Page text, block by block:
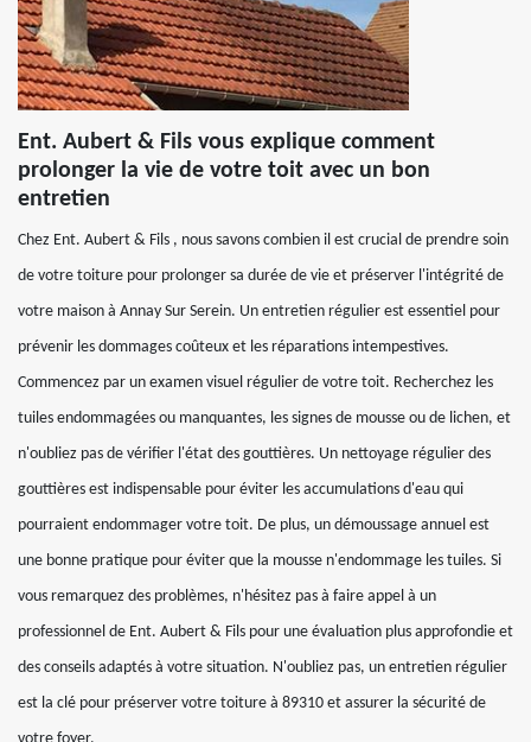
Ent. Aubert & Fils vous explique comment
prolonger la vie de votre toit avec un bon
entretien
Chez Ent. Aubert & Fils , nous savons combien il est crucial de prendre soin
de votre toiture pour prolonger sa durée de vie et préserver l'intégrité de
votre maison à Annay Sur Serein. Un entretien régulier est essentiel pour
prévenir les dommages coûteux et les réparations intempestives.
Commencez par un examen visuel régulier de votre toit. Recherchez les
tuiles endommagées ou manquantes, les signes de mousse ou de lichen, et
n'oubliez pas de vérifier l'état des gouttières. Un nettoyage régulier des
gouttières est indispensable pour éviter les accumulations d'eau qui
pourraient endommager votre toit. De plus, un démoussage annuel est
une bonne pratique pour éviter que la mousse n'endommage les tuiles. Si
vous remarquez des problèmes, n'hésitez pas à faire appel à un
professionnel de Ent. Aubert & Fils pour une évaluation plus approfondie et
des conseils adaptés à votre situation. N'oubliez pas, un entretien régulier
est la clé pour préserver votre toiture à 89310 et assurer la sécurité de